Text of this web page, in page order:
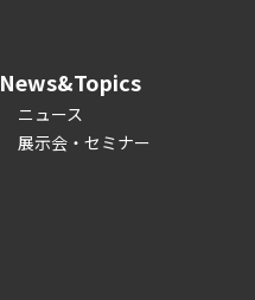
News&Topics
ニュース
展示会・セミナー